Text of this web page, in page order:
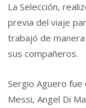
La Selección,
previa del viaje
trabajó de
sus compañeros.
Sergio Aguero
Messi, Angel Di